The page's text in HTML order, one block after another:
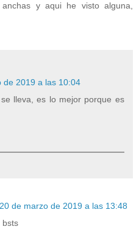
y aqui he visto alguna,
de 2019 a las 10:04
lleva, es lo mejor porque es
20 de marzo de 2019 a las 13:48
bsts